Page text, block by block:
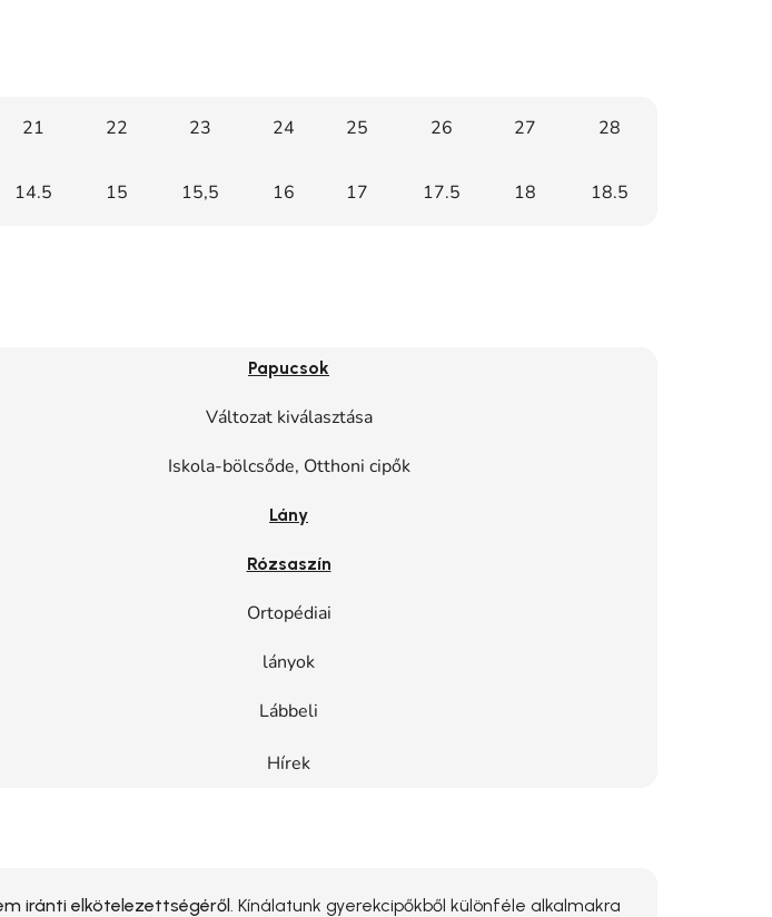
21 22 23 24 25 26 27 28
14.5 15 15,5 16 17 17.5 18 18.5
Papucsok
Változat kiválasztása
Iskola-bölcsőde, Otthoni cipők
Lány
Rózsaszín
Ortopédiai
lányok
Lábbeli
Hírek
iránti elkötelezettségéről . Kínálatunk gyerekcipőkből különféle alkalmakra